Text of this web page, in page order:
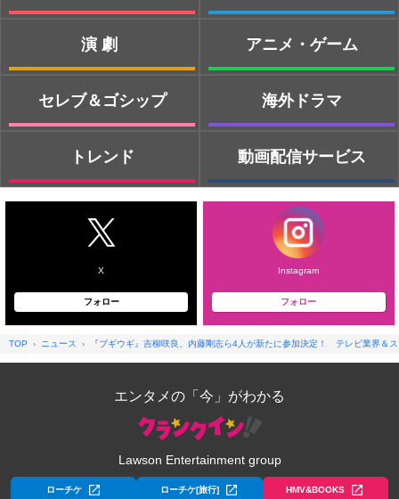
演劇
セレブ＆ゴシップ
トレンド
アニメ・ゲーム
海外ドラマ
動画配信サービス
X
フォロー
Instagram
フォロー
TOP ニュース 『ブギウギ』吉柳咲良、内藤剛志ら4人が新たに参加決定！ テレビ業界＆
エンタメの「今」がわかる
Lawson Entertainment group
ローチケ ローチケ[旅行] HMV&BOOKS